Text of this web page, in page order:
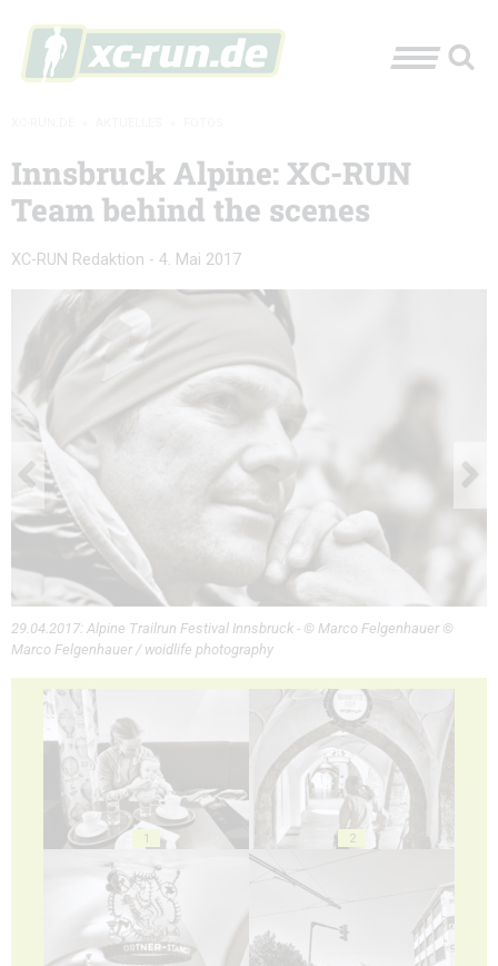
Innsbruck Alpine: XC-RUN
Team behind the scenes
XC-RUN Redaktion - 4. Mai 2017
29.04.2017: Alpine Trailrun Festival Innsbruck - © Marco Felgenhauer ©
Marco Felgenhauer / woidlife photography
1 2